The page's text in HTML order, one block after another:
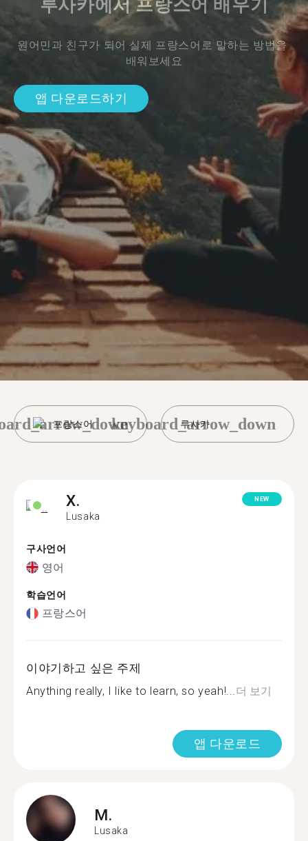
루사카에서 프랑스어 배우기
원어민과 친구가 되어 실제 프랑스어로 말하는 방법을
배워보세요
앱 다운로드하기
프랑스어 루사카
keyboard_arrow_down
X.
Lusaka
NEW
구사언어
영어
학습언어
프랑스어
이야기하고 싶은 주제
Anything really, I like to learn, so yeah!...더 보기
앱 다운로드
M.
Lusaka